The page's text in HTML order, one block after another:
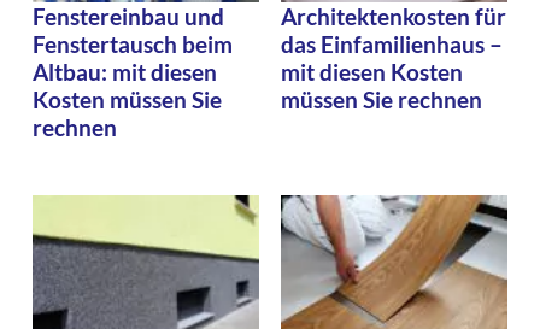
Fenstereinbau und
Fenstertausch beim
Altbau: mit diesen
Kosten müssen Sie
rechnen
Architektenkosten für
das Einfamilienhaus –
mit diesen Kosten
müssen Sie rechnen